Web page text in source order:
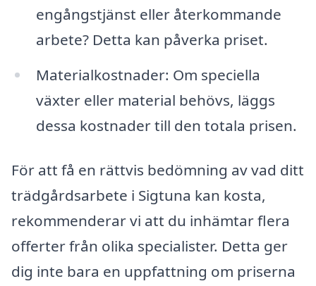
engångstjänst eller återkommande
arbete? Detta kan påverka priset.
Materialkostnader: Om speciella
växter eller material behövs, läggs
dessa kostnader till den totala prisen.
För att få en rättvis bedömning av vad ditt
trädgårdsarbete i Sigtuna kan kosta,
rekommenderar vi att du inhämtar flera
offerter från olika specialister. Detta ger
dig inte bara en uppfattning om priserna